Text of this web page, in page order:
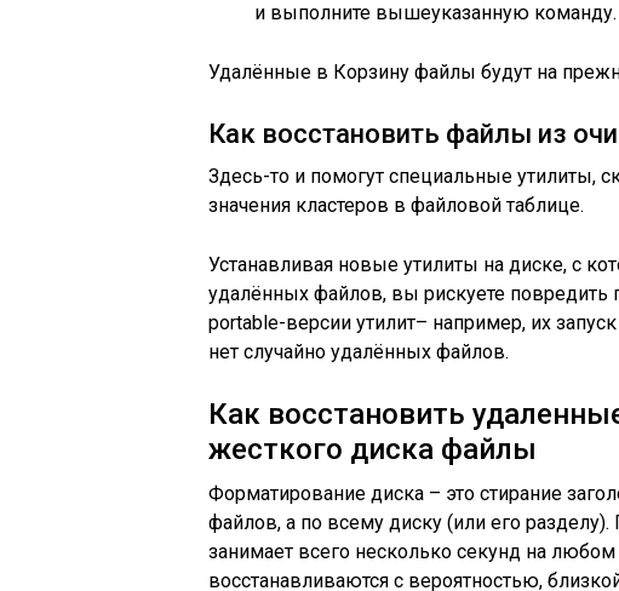
и выполните вышеуказанную команду.
Удалённые в Корзину файлы будут на
Как восстановить файлы из
Здесь-то и помогут специальные утилиты,
значения кластеров в файловой таблице.
Устанавливая новые утилиты на диске, с
удалённых файлов, вы рискуете повредить
portable-версии утилит– например, их
нет случайно удалённых файлов.
Как восстановить
жесткого диска файлы
Форматирование диска – это стирание
файлов, а по всему диску (или его
занимает всего несколько секунд на
восстанавливаются с вероятностью,